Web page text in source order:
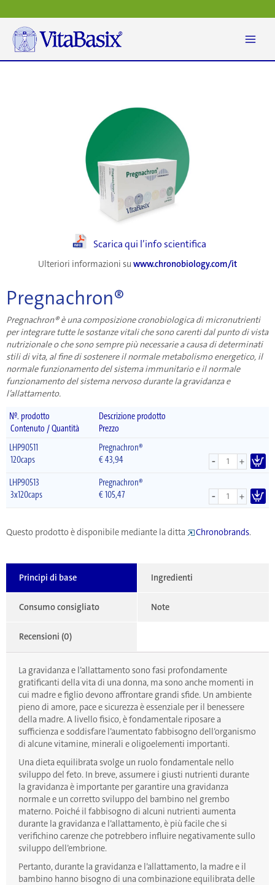
al
contenuto
Scarica qui l’info scientifica
Ulteriori informazioni su www.chronobiology.com/it
Pregnachron®
Pregnachron® è una composizione cronobiologica di micronutrienti
per integrare tutte le sostanze vitali che sono carenti dal punto di vista
nutrizionale o che sono sempre più necessarie a causa di determinati
stili di vita, al fine di sostenere il normale metabolismo energetico, il
normale funzionamento del sistema immunitario e il normale
funzionamento del sistema nervoso durante la gravidanza e
l’allattamento.
Nº. prodotto
Descrizione prodotto
Contenuto / Quantità
Prezzo
LHP90511
Pregnachron®
120caps
€43,94 - +
LHP90513
Pregnachron®
3x120caps
€105,47 - +
Questo prodotto è disponibile mediante la ditta Chronobrands.
Principi di base Ingredienti
Consumo consigliato Note
Recensioni (0)
La gravidanza e l’allattamento sono fasi profondamente
gratificanti della vita di una donna, ma sono anche momenti in
cui madre e figlio devono affrontare grandi sfide. Un ambiente
pieno di amore, pace e sicurezza è essenziale per il benessere
della madre. A livello fisico, è fondamentale riposare a
sufficienza e soddisfare l’aumentato fabbisogno dell’organismo
di alcune vitamine, minerali e oligoelementi importanti.
Una dieta equilibrata svolge un ruolo fondamentale nello
sviluppo del feto. In breve, assumere i giusti nutrienti durante
la gravidanza è importante per garantire una gravidanza
normale e un corretto sviluppo del bambino nel grembo
materno. Poiché il fabbisogno di alcuni nutrienti aumenta
durante la gravidanza e l’allattamento, è più facile che si
verifichino carenze che potrebbero influire negativamente sullo
sviluppo dell’embrione.
Pertanto, durante la gravidanza e l’allattamento, la madre e il
bambino hanno bisogno di una combinazione equilibrata delle